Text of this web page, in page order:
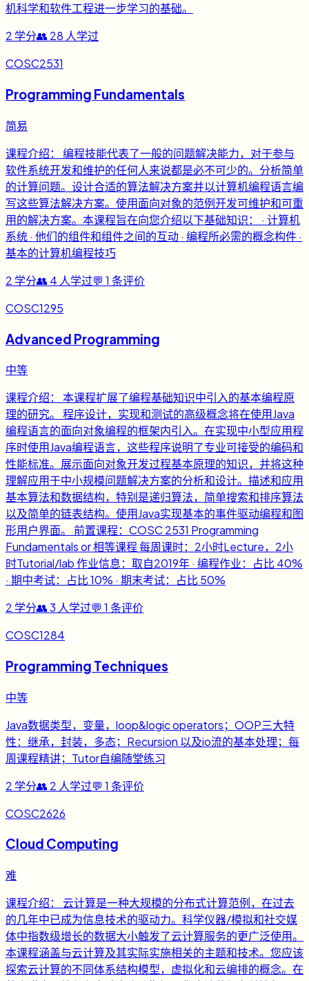
机科学和软件工程进一步学习的基础。
2 学分👥 28 人学过
COSC2531
Programming Fundamentals
简易
课程介绍： 编程技能代表了一般的问题解决能力，对于参与
软件系统开发和维护的任何人来说都是必不可少的。分析简单
的计算问题。设计合适的算法解决方案并以计算机编程语言编
写这些算法解决方案。使用面向对象的范例开发可维护和可重
用的解决方案。本课程旨在向您介绍以下基础知识： · 计算机
系统 · 他们的组件和组件之间的互动 · 编程所必需的概念构件 ·
基本的计算机编程技巧
2 学分👥 4 人学过💬 1 条评价
COSC1295
Advanced Programming
中等
课程介绍： 本课程扩展了编程基础知识中引入的基本编程原
理的研究。 程序设计，实现和测试的高级概念将在使用Java
编程语言的面向对象编程的框架内引入。在实现中小型应用程
序时使用Java编程语言，这些程序说明了专业可接受的编码和
性能标准。展示面向对象开发过程基本原理的知识，并将这种
理解应用于中小规模问题解决方案的分析和设计。描述和应用
基本算法和数据结构，特别是递归算法，简单搜索和排序算法
以及简单的链表结构。使用Java实现基本的事件驱动编程和图
形用户界面。 前置课程：COSC 2531 Programming
Fundamentals or 相等课程 每周课时：2小时Lecture，2小
时Tutorial/lab 作业信息：取自2019年 · 编程作业：占比 40%
· 期中考试：占比 10% · 期末考试：占比 50%
2 学分👥3 人学过💬 1 条评价
COSC1284
Programming Techniques
中等
Java数据类型，变量，loop&logic operators；OOP三大特
性：继承，封装，多态；Recursion 以及io流的基本处理；每
周课程精讲；Tutor自编随堂练习
2 学分👥 2 人学过💬 1 条评价
COSC2626
Cloud Computing
难
课程介绍： 云计算是一种大规模的分布式计算范例，在过去
的几年中已成为信息技术的驱动力。科学仪器/模拟和社交媒
体中指数级增长的数据大小触发了云计算服务的更广泛使用。
本课程涵盖与云计算及其实际实施相关的主题和技术。您应该
探索云计算的不同体系结构模型，虚拟化和云编排的概念。在